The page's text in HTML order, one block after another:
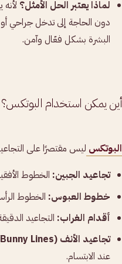
لماذا يعتبر الحل الأمثل؟
دون الحاجة إلى تدخل جراحي
البشرة بشكل فعّال وآمن.
أين يمكن استخدام البوتكس؟
البوتكس ليس مقتصرًا على
تجاعيد الجبين: الخطوط
خطوط العبوس: الخطوط
أقدام الغراب: التجاعيد
تجاعيد الأنف (Bunny Lines):
عند الابتسام.